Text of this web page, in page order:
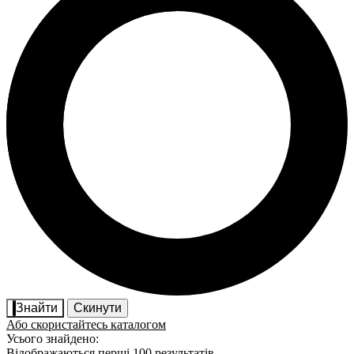
Знайти
Скинути
Або скористайтесь каталогом
Усього знайдено: